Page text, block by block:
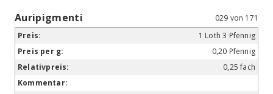
Auripigmenti
029 von 171
1 Loth 3 Pfennig
0,20 Pfennig
0,25 fach